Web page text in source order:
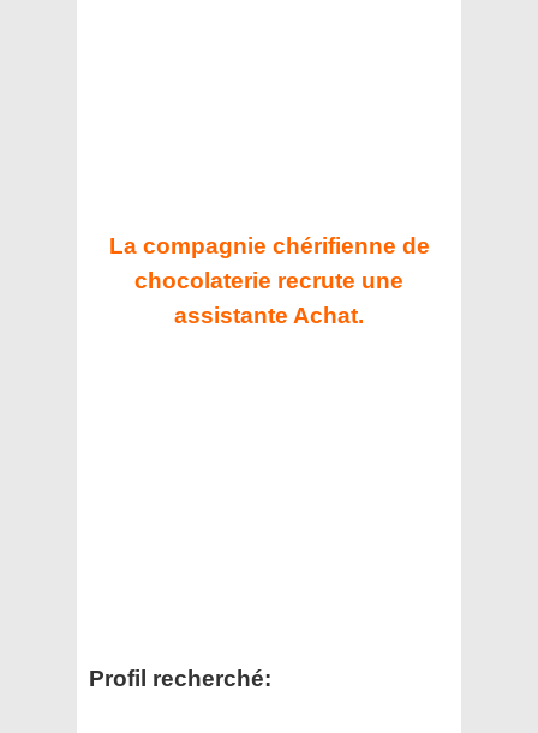
La compagnie chérifienne de
chocolaterie recrute une
assistante Achat.
Profil recherché: